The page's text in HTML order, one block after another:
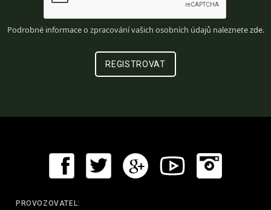
Podrobné informace o zpracování vašich osobních údajů naleznetezde.
PROVOZOVATEL: